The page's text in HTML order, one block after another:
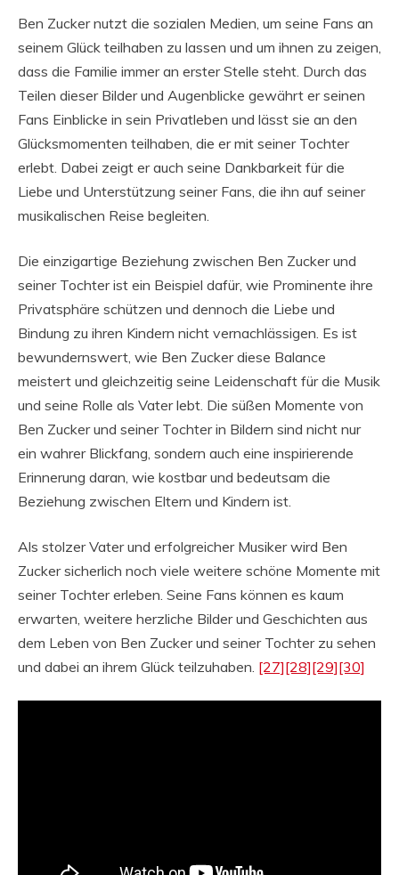
Ben Zucker nutzt die sozialen Medien, um seine Fans an
seinem Glück teilhaben zu lassen und um ihnen zu zeigen,
dass die Familie immer an erster Stelle steht. Durch das
Teilen dieser Bilder und Augenblicke gewährt er seinen
Fans Einblicke in sein Privatleben und lässt sie an den
Glücksmomenten teilhaben, die er mit seiner Tochter
erlebt. Dabei zeigt er auch seine Dankbarkeit für die
Liebe und Unterstützung seiner Fans, die ihn auf seiner
musikalischen Reise begleiten.
Die einzigartige Beziehung zwischen Ben Zucker und
seiner Tochter ist ein Beispiel dafür, wie Prominente ihre
Privatsphäre schützen und dennoch die Liebe und
Bindung zu ihren Kindern nicht vernachlässigen. Es ist
bewundernswert, wie Ben Zucker diese Balance
meistert und gleichzeitig seine Leidenschaft für die Musik
und seine Rolle als Vater lebt. Die süßen Momente von
Ben Zucker und seiner Tochter in Bildern sind nicht nur
ein wahrer Blickfang, sondern auch eine inspirierende
Erinnerung daran, wie kostbar und bedeutsam die
Beziehung zwischen Eltern und Kindern ist.
Als stolzer Vater und erfolgreicher Musiker wird Ben
Zucker sicherlich noch viele weitere schöne Momente mit
seiner Tochter erleben. Seine Fans können es kaum
erwarten, weitere herzliche Bilder und Geschichten aus
dem Leben von Ben Zucker und seiner Tochter zu sehen
und dabei an ihrem Glück teilzuhaben. [27][28][29][30]